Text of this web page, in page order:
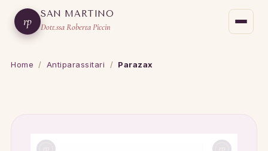
rp
SAN MARTINO
Dott.ssa Roberta Piccin
Home / Antiparassitari / Parazax